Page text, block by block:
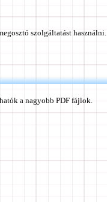
szolgáltatást használni.
a nagyobb PDF fájlok.